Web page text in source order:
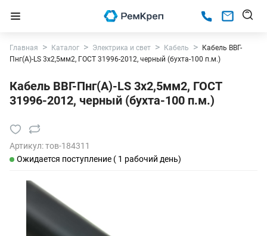
Главная Каталог Электрика и свет Кабель
Кабель ВВГ-
Пнг(А)-LS 3х2,5мм2, ГОСТ 31996-2012, черный (бухта-100 п.м.)
Кабель ВВГ-Пнг(А)-LS 3х2,5мм2, ГОСТ
31996-2012, черный (бухта-100 п.м.)
Артикул:тов-184311
Ожидается поступление ( 1 рабочий день)